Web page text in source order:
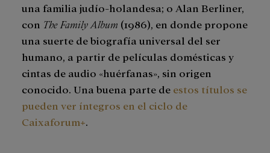
una familia judío-holandesa; o Alan Berliner,
con The Family Album (1986), en donde propone
una suerte de biografía universal del ser
humano, a partir de películas domésticas y
cintas de audio «huérfanas», sin origen
conocido. Una buena parte de estos títulos se
pueden ver íntegros en el ciclo de
Caixaforum+